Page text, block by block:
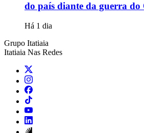
do país diante da guerra do
Há 1 dia
Grupo Itatiaia
Itatiaia Nas Redes